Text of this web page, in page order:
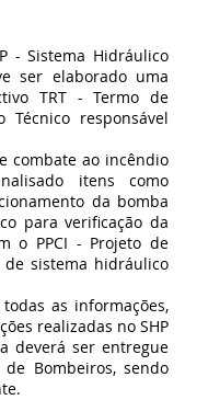
Sistema Hidráulico
ser elaborado uma
TRT - Termo de
Técnico responsável
ao incêndio
itens como
da bomba
para verificação da
o PPCI - Projeto de
de sistema hidráulico
as informações,
realizadas no SHP
deverá ser entregue
Bombeiros, sendo